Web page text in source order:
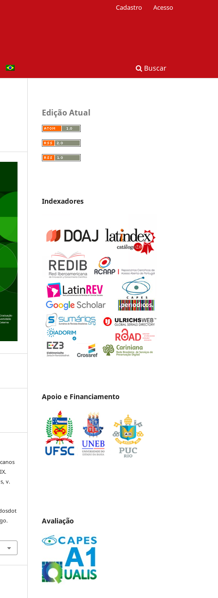
Buscar
Cadastro Acesso
v.
Edição Atual
Indexadores
Apoio e Financiamento
Avaliação